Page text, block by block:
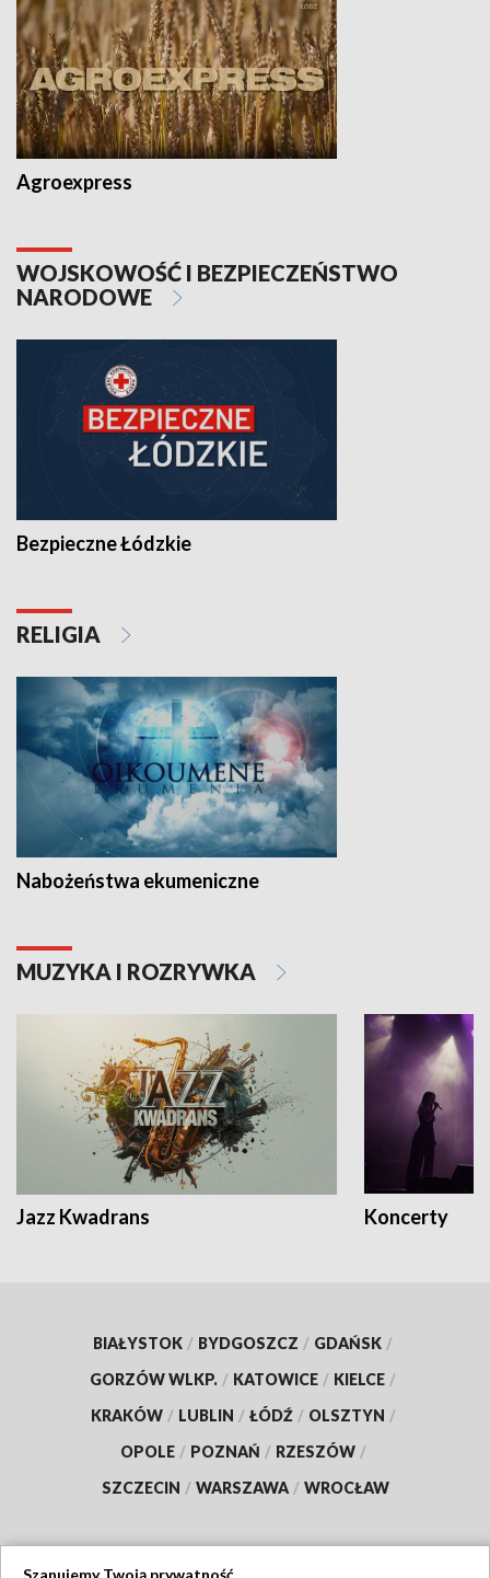
Agroexpress
WOJSKOWOŚĆ I BEZPIECZEŃSTWO
NARODOWE
Bezpieczne Łódzkie
RELIGIA
Nabożeństwa ekumeniczne
MUZYKA I ROZRYWKA
Jazz Kwadrans Koncerty
BIAŁYSTOK / BYDGOSZCZ / GDAŃSK /
GORZÓW WLKP. / KATOWICE / KIELCE /
KRAKÓW / LUBLIN / ŁÓDŹ / OLSZTYN /
OPOLE / POZNAŃ / RZESZÓW /
SZCZECIN / WARSZAWA / WROCŁAW
Szanujemy Twoją prywatność